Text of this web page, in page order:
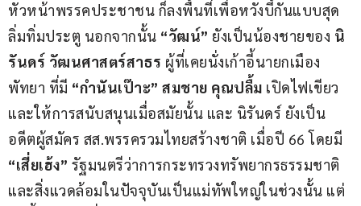
หัวหน้าพรรคประชาชน ก็ลงพื้นที่เพื่อหวังบี้กันแบบสุด
ลิ่มทิ่มประตู นอกจากนั้น “วัฒน์” ยังเป็นน้องชายของ นิ
รันดร์ วัฒนศาสตร์สาธร ผู้ที่เคยนั่งเก้าอี้นายกเมือง
พัทยา ที่มี “กำนันเป๊าะ” สมชาย คุณปลื้ม เปิดไฟเขียว
และให้การสนับสนุนเมื่อสมัยนั้น และ นิรันดร์ ยังเป็น
อดีตผู้สมัคร สส.พรรครวมไทยสร้างชาติ เมื่อปี 66 โดยมี
“เสี่ยเฮ้ง” รัฐมนตรีว่าการกระทรวงทรัพยากรธรรมชาติ
และสิ่งแวดล้อมในปัจจุบันเป็นแม่ทัพใหญ่ในช่วงนั้น แต่